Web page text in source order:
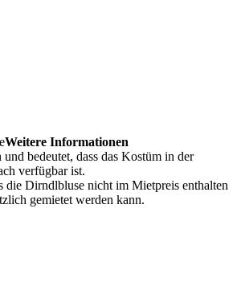
Weitere Informationen
bedeutet, dass das Kostüm in der
verfügbar ist.
die Dirndlbluse nicht im Mietpreis enthalten
gemietet werden kann.